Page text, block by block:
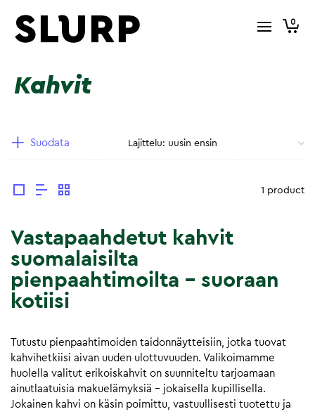
0
Kahvit
Suodata
1 product
Vastapaahdetut kahvit
suomalaisilta
pienpaahtimoilta – suoraan
kotiisi
Tutustu pienpaahtimoiden taidonnäytteisiin, jotka tuovat
kahvihetkiisi aivan uuden ulottuvuuden. Valikoimamme
huolella valitut erikoiskahvit on suunniteltu tarjoamaan
ainutlaatuisia makuelämyksiä – jokaisella kupillisella.
Jokainen kahvi on käsin poimittu, vastuullisesti tuotettu ja